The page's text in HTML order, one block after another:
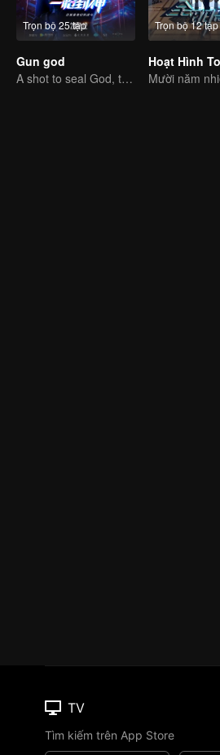
Trọn bộ 25 tập
Gun god
A shot to seal God, this is our battle!
Trọn bộ 12 tập
TV
Tìm kiếm trên App Store